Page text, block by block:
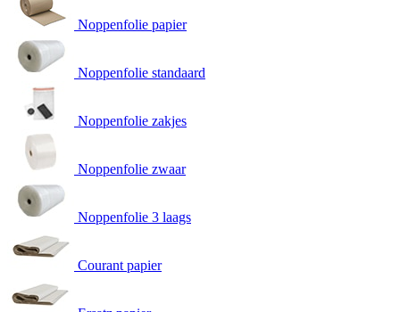
Noppenfolie papier
Noppenfolie standaard
Noppenfolie zakjes
Noppenfolie zwaar
Noppenfolie 3 laags
Courant papier